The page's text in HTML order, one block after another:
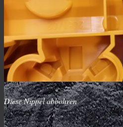
Diese Nippel abbohren